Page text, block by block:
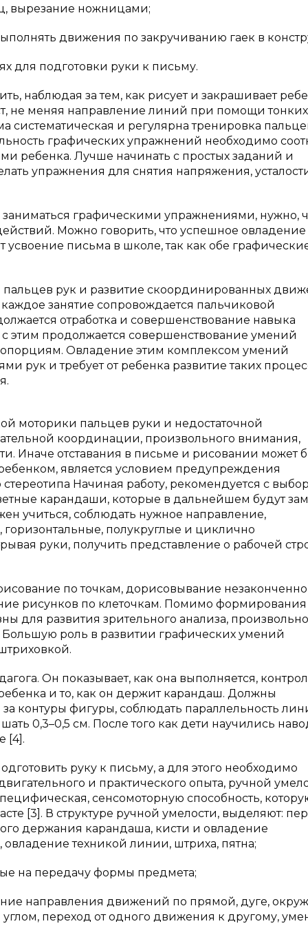
вырезание ножницами;
движения по закручиванию гаек в
для подготовки руки к письму.
наблюдая за тем, как рисует и закрашивает
не меняя направление линий при помощи тонких
систематическая и регулярна тренировка
графических упражнений необходимо
ребенка. Лучше начинать с простых заданий и
упражнения для снятия напряжения,
графическими упражнениями, нужно,
Можно говорить, что успешное овладение
письма в школе, так как обе
рук и развитие скоординированных
занятие сопровождается пальчиковой
отработка и совершенствование навыка
этим продолжается совершенствование умений
Овладение этим комплексом умений
рук и требует от ребенка развитие таких
моторики пальцев руки и недостаточной
координации, произвольного внимания,
Иначе отставания в письме и рисовании может
является условием предупреждения
Начиная работу, рекомендуется с
карандаши, которые в дальнейшем будут
учиться, соблюдать нужное направление,
полукруглые и циклично
руки, получить представление о рабочей
по точкам, дорисовывание
рисунков по клеточкам. Помимо формирования
для развития зрительного анализа,
Большую роль в развитии графических умений
Он показывает, как она выполняется,
и то, как он держит карандаш. Должны
контуры фигуры, соблюдать параллельность
0,3–0,5 см. После того как дети научились
[4].
руку к письму, а для этого необходимо
и практического опыта, ручной
сенсомоторную способность,
[3]. В структуре ручной умелости, выделяют:
держания карандаша, кисти и овладение
техникой линии, штриха, пятна;
на передачу формы предмета;
направления движений по прямой, дуге,
переход от одного движения к другому,